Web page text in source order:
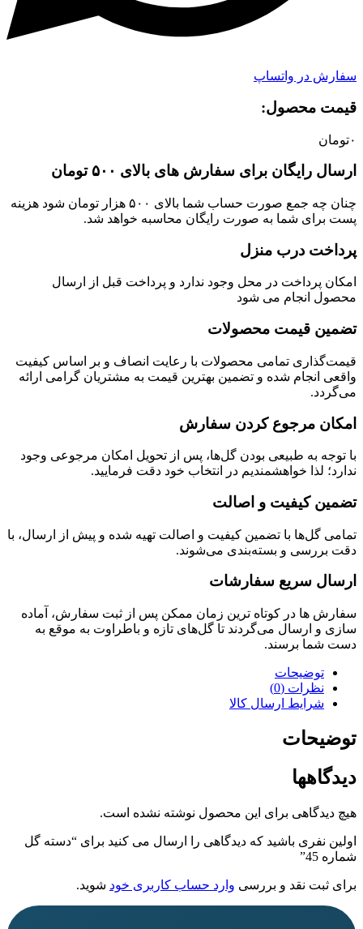
واتساپ
برای سفارش های بالای ۵۰۰ تومان
چنان چه جمع صورت حساب شما بالای ۵۰۰ هزار تومان شود هزینه
شما به صورت رایگان محاسبه خواهد شد.
درب منزل
در محل وجود ندارد و پرداخت قبل از ارسال
می شود
قیمت محصولات
تمامی محصولات با رعایت انصاف و بر اساس کیفیت
شده و تضمین بهترین قیمت به مشتریان گرامی ارائه
مرجوع کردن سفارش
به طبیعی بودن گل‌ها، پس از تحویل امکان مرجوعی وجود
خواهشمندیم در انتخاب خود دقت فرمایید.
و اصالت
با تضمین کیفیت و اصالت تهیه شده و پیش از ارسال، با
و بسته‌بندی می‌شوند.
سریع سفارشات
در کوتاه ترین زمان ممکن پس از ثبت سفارش، آماده
می‌گردند تا گل‌های تازه و باطراوت به موقع به
برسند.
(0)
ارسال کالا
برای این محصول نوشته نشده است.
باشید که دیدگاهی را ارسال می کنید برای “دسته گل
نقد و بررسیوارد حساب کاربری خود شوید.